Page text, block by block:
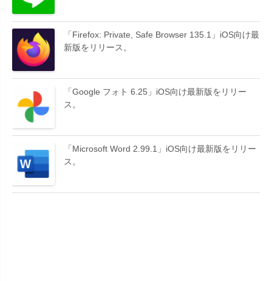
「Firefox: Private, Safe Browser 135.1」iOS向け最
新版をリリース。
「Google フォト 6.25」iOS向け最新版をリリー
ス。
「Microsoft Word 2.99.1」iOS向け最新版をリリー
ス。